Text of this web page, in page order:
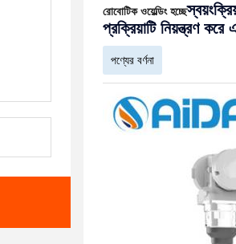
রোবোটিক ওয়েল্ডিং হচ্ছে
প্রক্রিয়াটি নিয়ন্ত্রণ করে
পণ্যের বর্ণনা